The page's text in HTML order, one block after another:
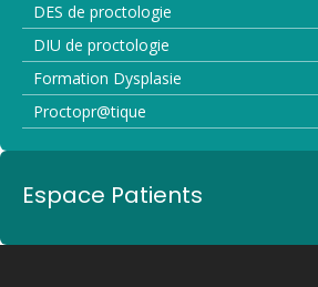
DES de proctologie
DIU de proctologie
Formation Dysplasie
Proctopr@tique
Espace Patients